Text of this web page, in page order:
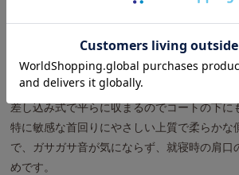
眠る・くつろぐ・お出かけする……どんなシ
差し込み式で平らに収まるのでコートの下に
特に敏感な首回りにやさしい上質で柔らかな
で、ガサガサ音が気にならず、就寝時の肩口
めです。